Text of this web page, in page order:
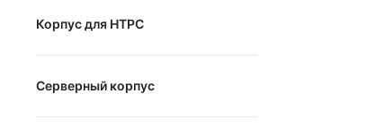
алюминий
Корпус для HTPC
Корпус для HTPC
Серверный корпус
Серверный корпус